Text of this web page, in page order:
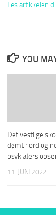
Les artikkelen
YOU
Det vestlige
dømt nord og
psykiaters
11. JUNI 2022